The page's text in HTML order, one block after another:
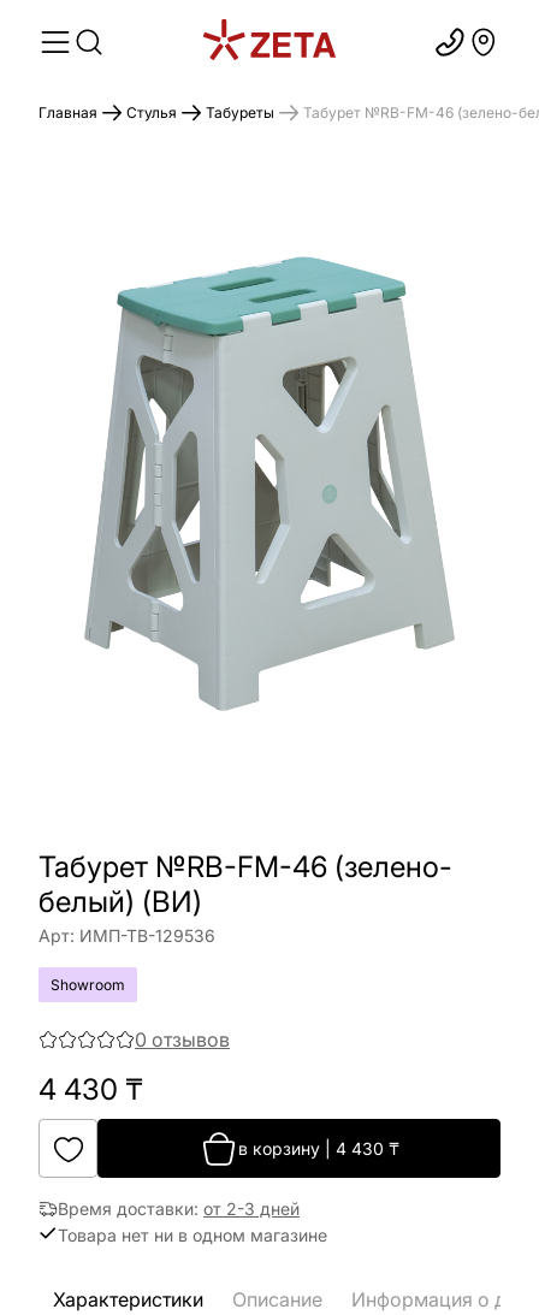
Главная Стулья Табуреты Табурет №RB-FM-46 (зелено-
Табурет №RB-FM-46 (зелено-
белый) (ВИ)
Арт: ИМП-ТВ-129536
Showroom
0 отзывов
4 430 ₸
в корзину| 4 430 ₸
Время доставки: от 2-3 дней
Товара нет ни в одном магазине
Характеристики Описание Информация о